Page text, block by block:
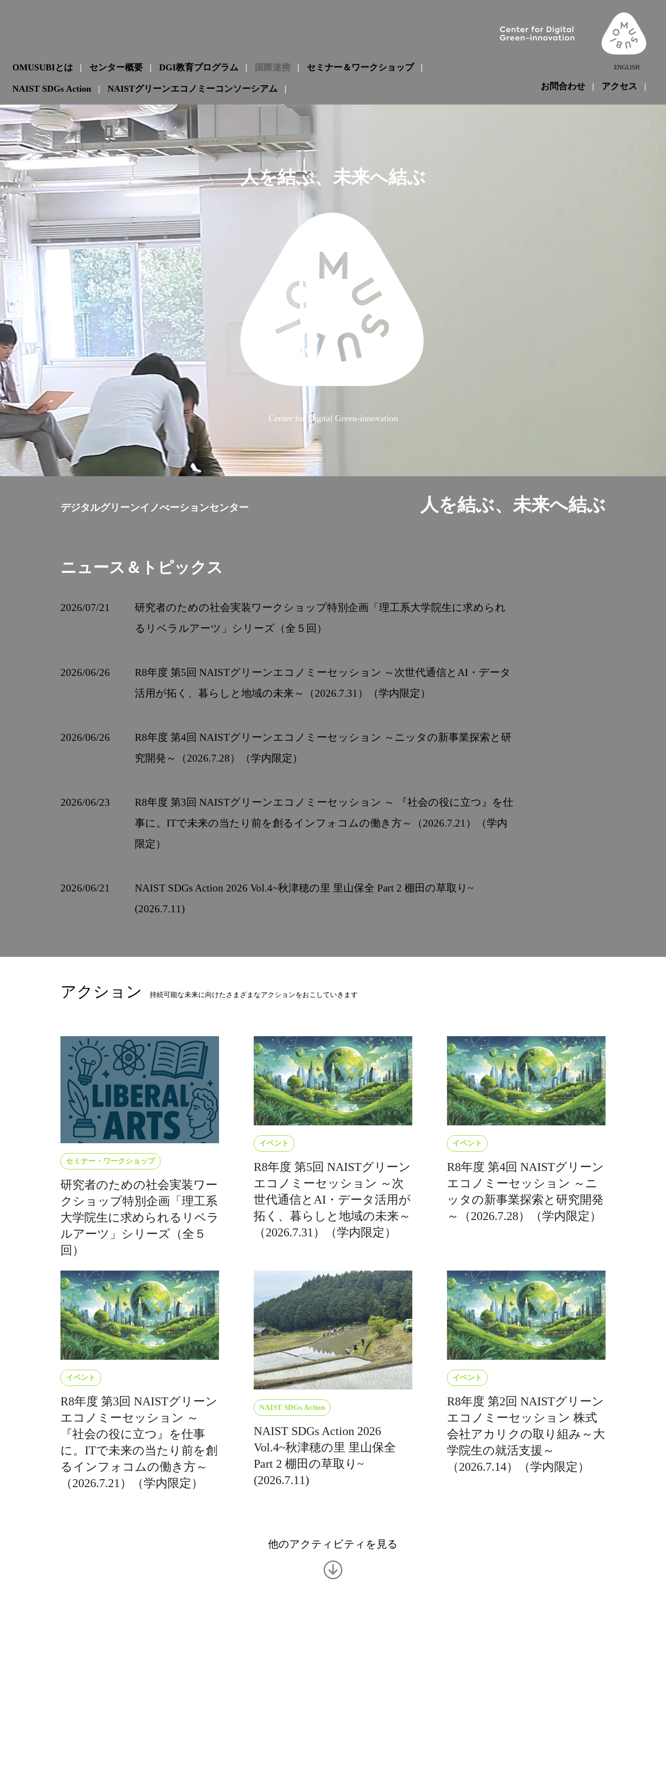
ENGLISH
お問合わせ アクセス
OMUSUBIとは センター概要 DGI教育プログラム 国際連携 セミナー＆ワークショップ
NAIST SDGs Action NAISTグリーンエコノミーコンソーシアム
人を結ぶ、未来へ結ぶ
Center for Digital Green-innovation
デジタルグリーンイノべーションセンター 人を結ぶ、未来へ結ぶ
ニュース＆トピックス
2026/07/21
研究者のための社会実装ワークショップ特別企画「理工系大学院生に求められ
るリベラルアーツ」シリーズ（全５回）
2026/06/26
R8年度 第5回 NAISTグリーンエコノミーセッション ～次世代通信とAI・データ
活用が拓く、暮らしと地域の未来～（2026.7.31）（学内限定）
2026/06/26
R8年度 第4回 NAISTグリーンエコノミーセッション ～ニッタの新事業探索と研
究開発～（2026.7.28）（学内限定）
2026/06/23
R8年度 第3回 NAISTグリーンエコノミーセッション ～ 『社会の役に立つ』を仕
事に。ITで未来の当たり前を創るインフォコムの働き方～（2026.7.21）（学内
限定）
2026/06/21
NAIST SDGs Action 2026 Vol.4~秋津穂の里 里山保全 Part 2 棚田の草取り~
(2026.7.11)
アクション 持続可能な未来に向けたさまざまなアクションをおこしていきます
セミナー・ワークショップ
研究者のための社会実装ワー
クショップ特別企画「理工系
大学院生に求められるリベラ
ルアーツ」シリーズ（全５
回）
イベント
R8年度 第5回 NAISTグリーン
エコノミーセッション ～次
世代通信とAI・データ活用が
拓く、暮らしと地域の未来～
（2026.7.31）（学内限定）
イベント
R8年度 第4回 NAISTグリーン
エコノミーセッション ～ニ
ッタの新事業探索と研究開発
～（2026.7.28）（学内限定）
イベント
R8年度 第3回 NAISTグリーン
エコノミーセッション ～
『社会の役に立つ』を仕事
に。ITで未来の当たり前を創
るインフォコムの働き方～
（2026.7.21）（学内限定）
NAIST SDGs Action
NAIST SDGs Action 2026
Vol.4~秋津穂の里 里山保全
Part 2 棚田の草取り~
(2026.7.11)
イベント
R8年度 第2回 NAISTグリーン
エコノミーセッション 株式
会社アカリクの取り組み～大
学院生の就活支援～
（2026.7.14）（学内限定）
他のアクティビティを見る